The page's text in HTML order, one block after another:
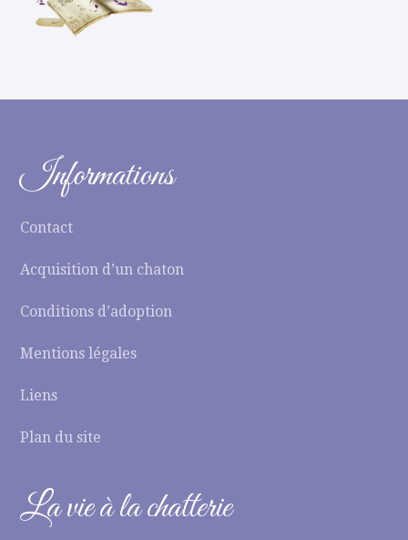
Informations
Contact
Acquisition d’un chaton
Conditions d’adoption
Mentions légales
Liens
Plan du site
La vie à la chatterie